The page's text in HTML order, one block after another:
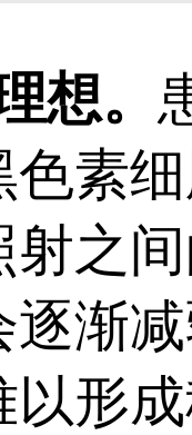
医生根
整合适
影响效
中断
。
素
之
渐减
形